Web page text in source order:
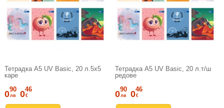
Тетрадка A5 UV Basic, 20 л.5х5
каре
090
лв 046
€
Тетрадка A5 UV Basic, 20 л.т/ш
редове
090
лв 046
€